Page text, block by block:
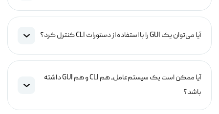
آیا می‌توان یک GUI را با استفاده از دستورات CLI کنترل کرد؟
آیا ممکن است یک سیستم‌عامل، هم CLI و هم GUI داشته
باشد؟